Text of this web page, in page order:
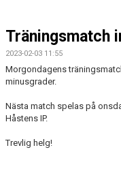
BILDGALLERI
DOKUMENT
HERRSEKTION
Träningsmatch
2023-02-03 11:55
Morgondagens
minusgrader.
Nästa match spelas på
Håstens IP.
Trevlig helg!